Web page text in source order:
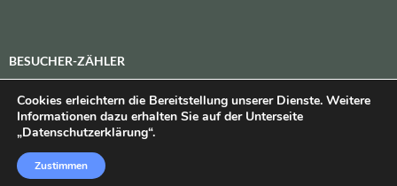
BESUCHER-ZÄHLER
Heute:_\n\nInsgesamt:_
Datenschutzerklärung
Cookies erleichtern die Bereitstellung unserer Dienste. Weitere
Informationen dazu erhalten Sie auf der Unterseite
„Datenschutzerklärung“.
Zustimmen